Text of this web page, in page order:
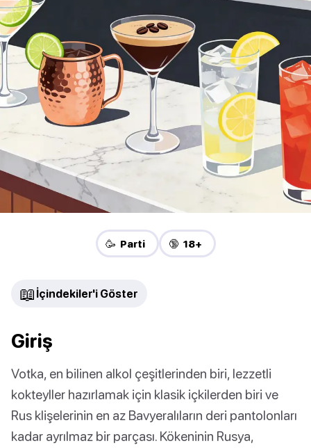
🥳 Parti 🔞 18+
📖 İçindekiler'i Göster
Giriş
Votka, en bilinen alkol çeşitlerinden biri, lezzetli
kokteyller hazırlamak için klasik içkilerden biri ve
Rus klişelerinin en az Bavyeralıların deri pantolonları
kadar ayrılmaz bir parçası. Kökeninin Rusya,